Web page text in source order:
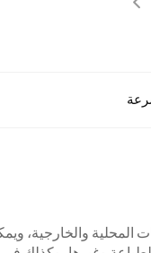
والخارجية،